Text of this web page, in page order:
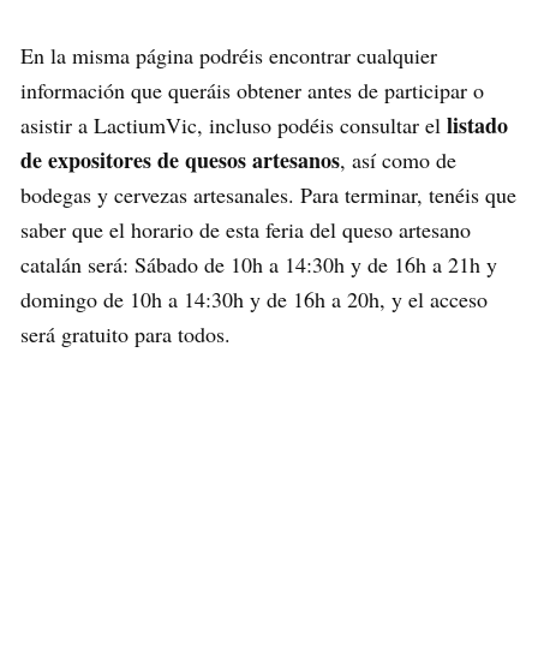
En la misma página podréis encontrar cualquier
información que queráis obtener antes de participar o
asistir a LactiumVic, incluso podéis consultar el listado
de expositores de quesos artesanos, así como de
bodegas y cervezas artesanales. Para terminar, tenéis que
saber que el horario de esta feria del queso artesano
catalán será: Sábado de 10h a 14:30h y de 16h a 21h y
domingo de 10h a 14:30h y de 16h a 20h, y el acceso
será gratuito para todos.